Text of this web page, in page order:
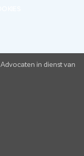
Advocaten in dienst van